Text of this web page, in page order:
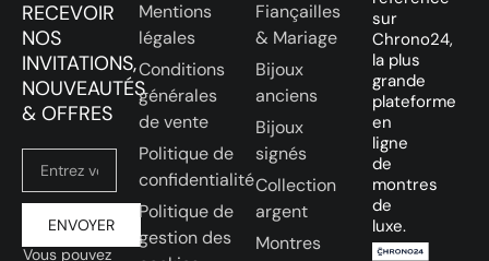
RECEVOIR
NOS
INVITATIONS,
NOUVEAUTÉS
& OFFRES
ENVOYER
Vous pouvez
Mentions
légales
Conditions
générales
de vente
Politique de
confidentialité
Politique de
gestion des
Fiançailles
& Mariage
Bijoux
anciens
Bijoux
signés
Collection
argent
Montres
sur
Chrono24,
la plus
grande
plateforme
en
ligne
de
montres
de
luxe.